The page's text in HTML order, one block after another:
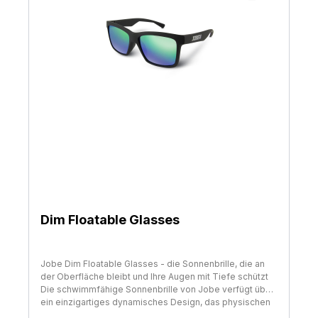
Sportbrille mit UV-Schutz 400 Polarisiert mit
Auftriebskörpern Individuell einstellbarem Brillenband
Für die meisten Sportarten, welche einen optimalen Halt
und festen Sitz der Brille benötigen, ideal für den Boots-
und Wassersport, zum PWC, Jetski oder Sportboot
Dim Floatable Glasses
Jobe Dim Floatable Glasses - die Sonnenbrille, die an
der Oberfläche bleibt und Ihre Augen mit Tiefe schützt
Die schwimmfähige Sonnenbrille von Jobe verfügt über
ein einzigartiges dynamisches Design, das physischen